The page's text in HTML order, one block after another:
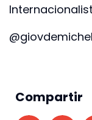
Compartir